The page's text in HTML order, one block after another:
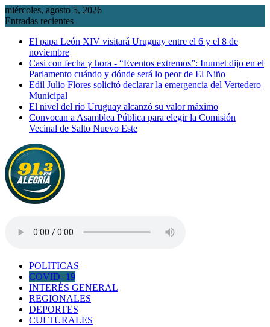
Saltar
al
miércoles, agosto 5, 2026
Entradas recientes
El papa León XIV visitará Uruguay entre el 6 y el 8 de
noviembre
Casi con fecha y hora - “Eventos extremos”: Inumet dijo en el
Parlamento cuándo y dónde será lo peor de El Niño
Edil Julio Flores solicitó declarar la emergencia del Vertedero
Municipal
El nivel del río Uruguay alcanzó su valor máximo
Convocan a Asamblea Pública para elegir la Comisión
Vecinal de Salto Nuevo Este
POLITICAS
COVID- 19
INTERÉS GENERAL
REGIONALES
DEPORTES
CULTURALES